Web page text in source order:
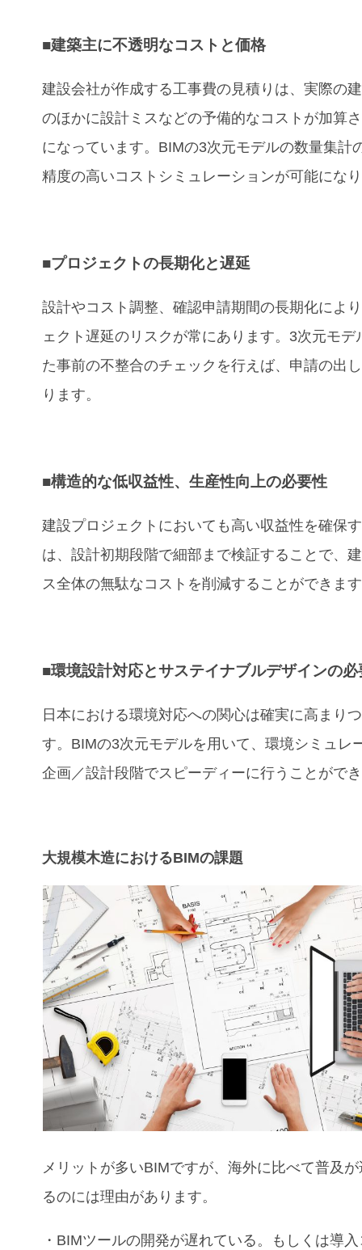
■建築主に不透明なコストと価格
建設会社が作成する工事費の見積りは、実際の
のほかに設計ミスなどの予備的なコストが加算
になっています。BIMの3次元モデルの数量集計
精度の高いコストシミュレーションが可能にな
■プロジェクトの長期化と遅延
設計やコスト調整、確認申請期間の長期化によ
ェクト遅延のリスクが常にあります。3次元モデ
た事前の不整合のチェックを行えば、申請の出
ります。
■構造的な低収益性、生産性向上の必要性
建設プロジェクトにおいても高い収益性を確保
は、設計初期段階で細部まで検証することで、
ス全体の無駄なコストを削減することができま
■環境設計対応とサステイナブルデザインの必
日本における環境対応への関心は確実に高まり
す。BIMの3次元モデルを用いて、環境シミュレ
企画／設計段階でスピーディーに行うことがで
大規模木造におけるBIMの課題
メリットが多いBIMですが、海外に比べて普及
るのには理由があります。
・BIMツールの開発が遅れている。もしくは導